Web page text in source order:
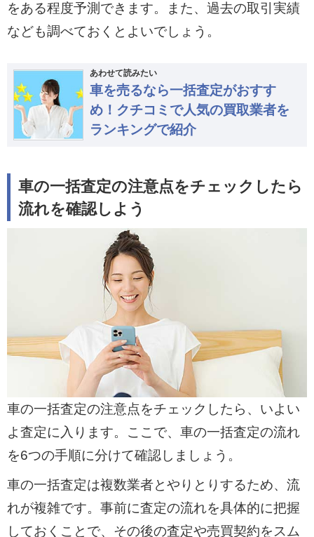
をある程度予測できます。また、過去の取引実績
なども調べておくとよいでしょう。
あわせて読みたい
車を売るなら一括査定がおすす
め！クチコミで人気の買取業者を
ランキングで紹介
車の一括査定の注意点をチェックしたら
流れを確認しよう
車の一括査定の注意点をチェックしたら、いよい
よ査定に入ります。ここで、車の一括査定の流れ
を6つの手順に分けて確認しましょう。
車の一括査定は複数業者とやりとりするため、流
れが複雑です。事前に査定の流れを具体的に把握
しておくことで、その後の査定や売買契約をスム